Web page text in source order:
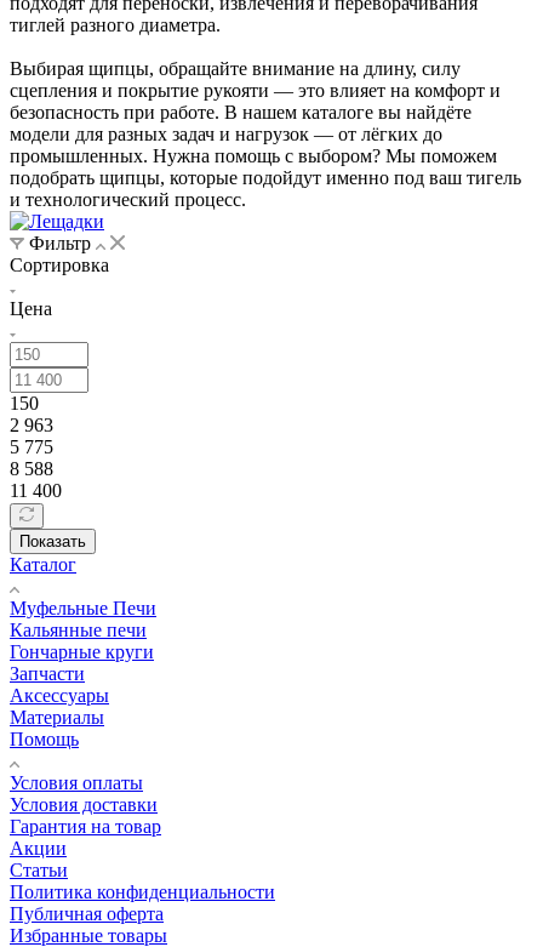
тиглей разного диаметра.
Выбирая щипцы, обращайте внимание на длину, силу
сцепления и покрытие рукояти — это влияет на комфорт и
безопасность при работе. В нашем каталоге вы найдёте
модели для разных задач и нагрузок — от лёгких до
промышленных. Нужна помощь с выбором? Мы поможем
подобрать щипцы, которые подойдут именно под ваш тигель
и технологический процесс.
Фильтр
Сортировка
Цена
150
2 963
5 775
8 588
11 400
Показать
Каталог
Муфельные Печи
Кальянные печи
Гончарные круги
Запчасти
Аксессуары
Материалы
Помощь
Условия оплаты
Условия доставки
Гарантия на товар
Акции
Статьи
Политика конфиденциальности
Публичная оферта
Избранные товары